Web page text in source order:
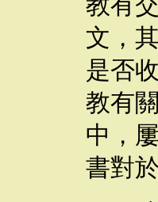
教有
文，
是否
教有
中，
書對